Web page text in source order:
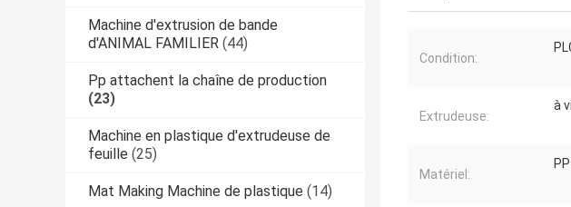
Machine d'extrusion de bande
d'ANIMAL FAMILIER (44)
Pp attachent la chaîne de production
(23)
Machine en plastique d'extrudeuse de
feuille (25)
Mat Making Machine de plastique (14)
Condition:
Extrudeuse:
à
Matériel:
PP